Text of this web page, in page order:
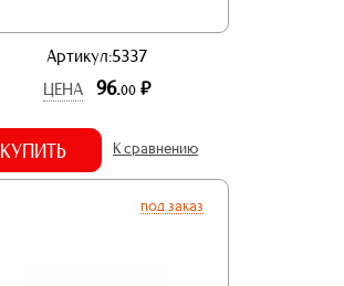
Артикул:5337
ЦЕНА
96.00 р.
КУПИТЬ К сравнению
под заказ